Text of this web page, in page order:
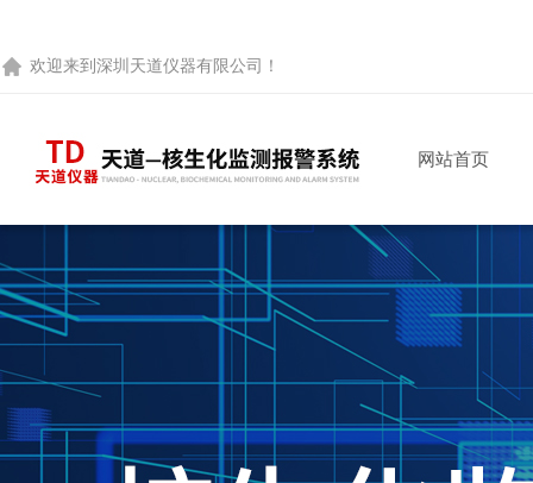
欢迎来到 深圳天道仪器有限公司 ！
网站首页